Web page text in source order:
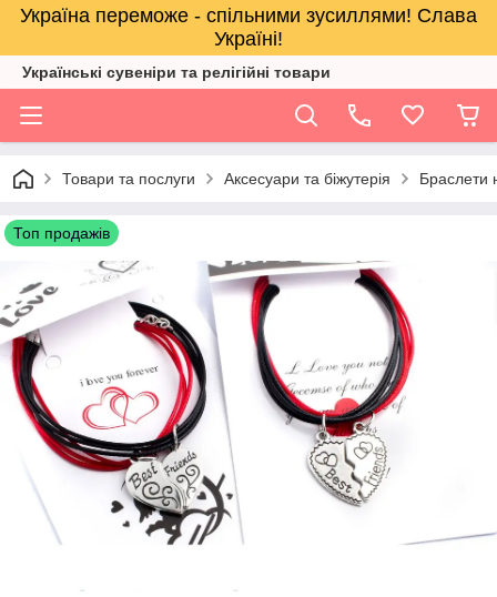
Україна переможе - спільними зусиллями! Слава
Україні!
Українські сувеніри та релігійнi товари
Товари та послуги Аксесуари та біжутерія Браслети
Топ продажів